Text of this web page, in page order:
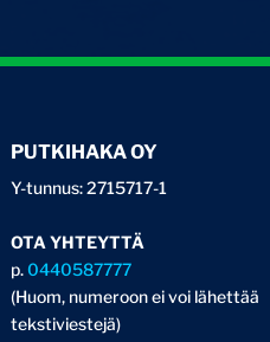
PUTKIHAKA OY
Y-tunnus: 2715717-1
OTA YHTEYTTÄ
p.0440587777
(Huom, numeroon ei voi lähettää
tekstiviestejä)